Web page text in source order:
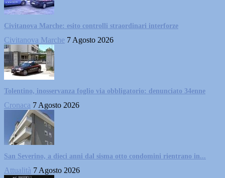
Civitanova Marche: esito controlli straordinari interforze
Civitanova Marche 7 Agosto 2026
Tolentino, inosservanza foglio via obbligatorio: denunciato 34enne
Cronaca 7 Agosto 2026
San Severino, a dieci anni dal sisma otto condomini rientrano in...
Attualità 7 Agosto 2026